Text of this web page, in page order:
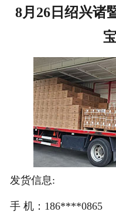
8月26日绍兴诸
发货信息:
手 机：186****0865